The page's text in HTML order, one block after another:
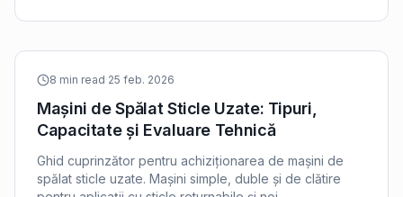
8 min read·25 feb. 2026
Mașini de Spălat Sticle Uzate: Tipuri,
Capacitate și Evaluare Tehnică
Ghid cuprinzător pentru achiziționarea de mașini de
spălat sticle uzate. Mașini simple, duble și de clătire